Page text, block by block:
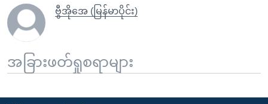
ဗွီအိုအေ (မြန်မာပိုင်း)
အခြားဖတ်ရှုစရာများ